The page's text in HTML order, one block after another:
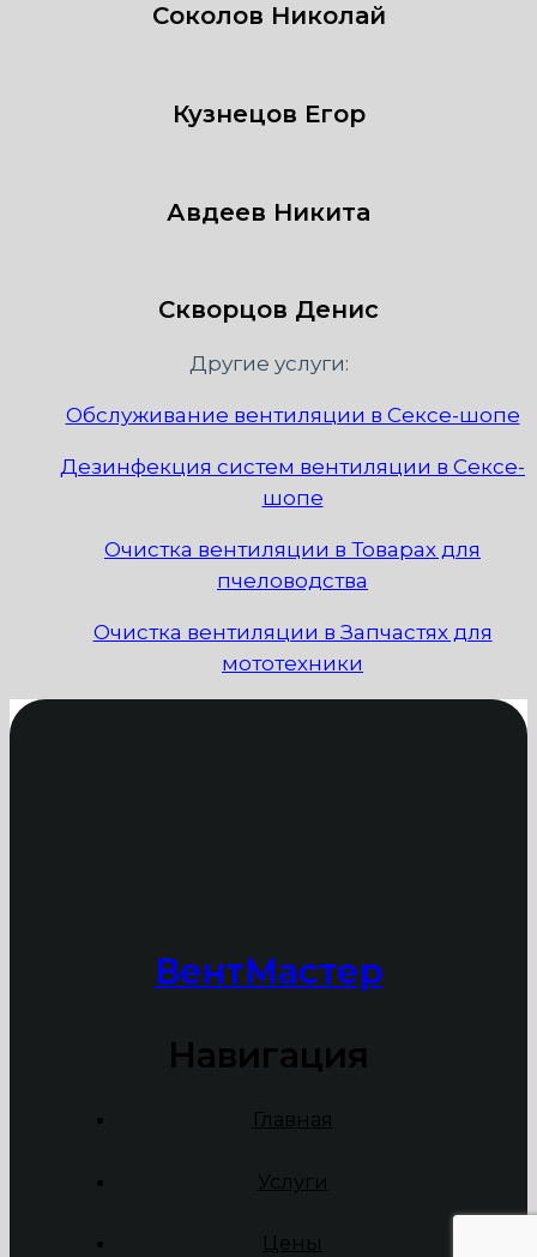
Соколов Николай
Кузнецов Егор
Авдеев Никита
Скворцов Денис
Другие услуги:
Обслуживание вентиляции в Сексе-шопе
Дезинфекция систем вентиляции в Сексе-
шопе
Очистка вентиляции в Товарах для
пчеловодства
Очистка вентиляции в Запчастях для
мототехники
ВентМастер
Навигация
Главная
Услуги
Цены